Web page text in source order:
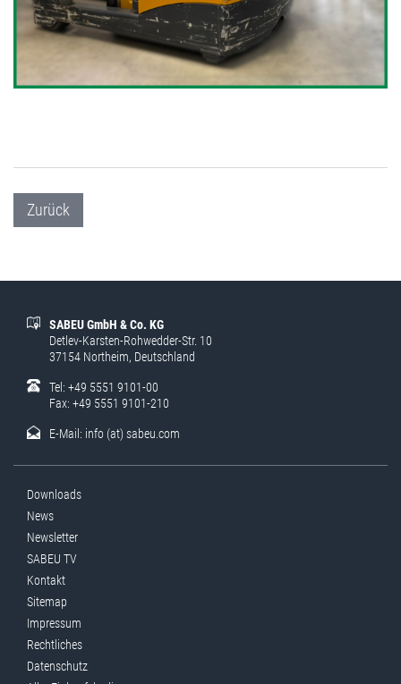
Zurück
SABEU GmbH & Co. KG
Detlev-Karsten-Rohwedder-Str. 10
37154 Northeim, Deutschland
Tel: +49 5551 9101-00
Fax: +49 5551 9101-210
E-Mail: info (at) sabeu.com
Downloads
News
Newsletter
SABEU TV
Kontakt
Sitemap
Impressum
Rechtliches
Datenschutz